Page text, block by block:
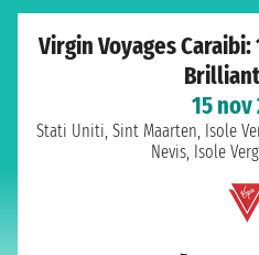
Virgin Voyages
15 nov
Stati Uniti, Sint Maarten, Isole
Nevis, Isole